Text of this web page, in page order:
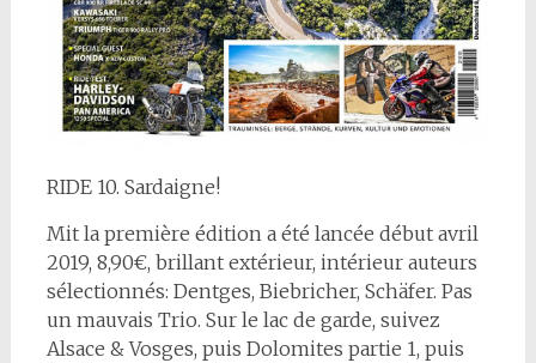
RIDE 10. Sardaigne!
Mit la première édition a été lancée début avril
2019, 8,90€, brillant extérieur, intérieur auteurs
sélectionnés: Dentges, Biebricher, Schäfer. Pas
un mauvais Trio. Sur le lac de garde, suivez
Alsace & Vosges, puis Dolomites partie 1, puis